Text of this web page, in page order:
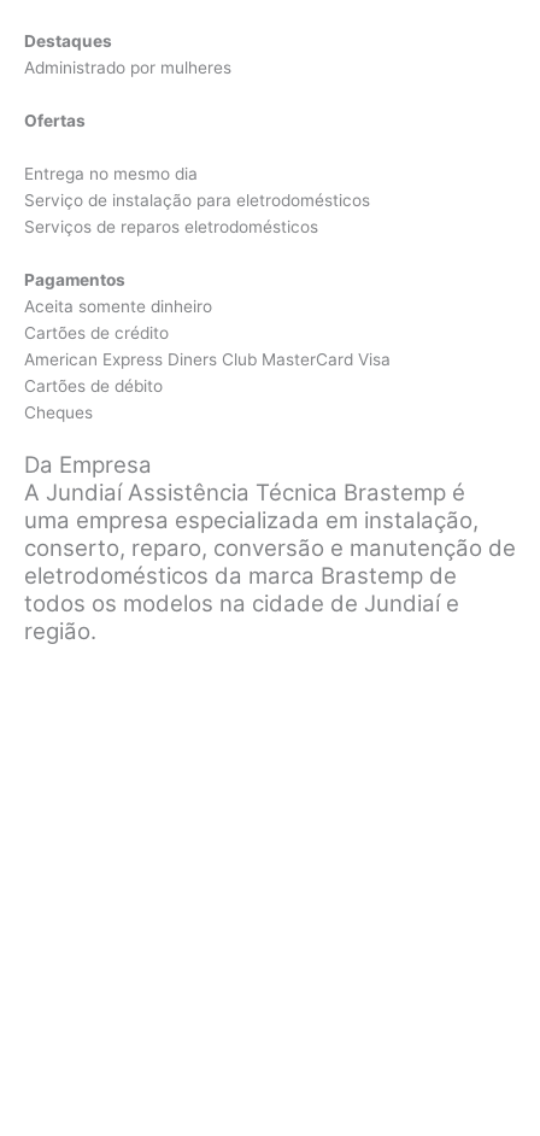
Destaques
Administrado por mulheres
Ofertas
Entrega no mesmo dia
Serviço de instalação para eletrodomésticos
Serviços de reparos eletrodomésticos
Pagamentos
Aceita somente dinheiro
Cartões de crédito
American Express Diners Club MasterCard Visa
Cartões de débito
Cheques
Da Empresa
A Jundiaí Assistência Técnica Brastemp é
uma empresa especializada em instalação,
conserto, reparo, conversão e manutenção de
eletrodomésticos da marca Brastemp de
todos os modelos na cidade de Jundiaí e
região.